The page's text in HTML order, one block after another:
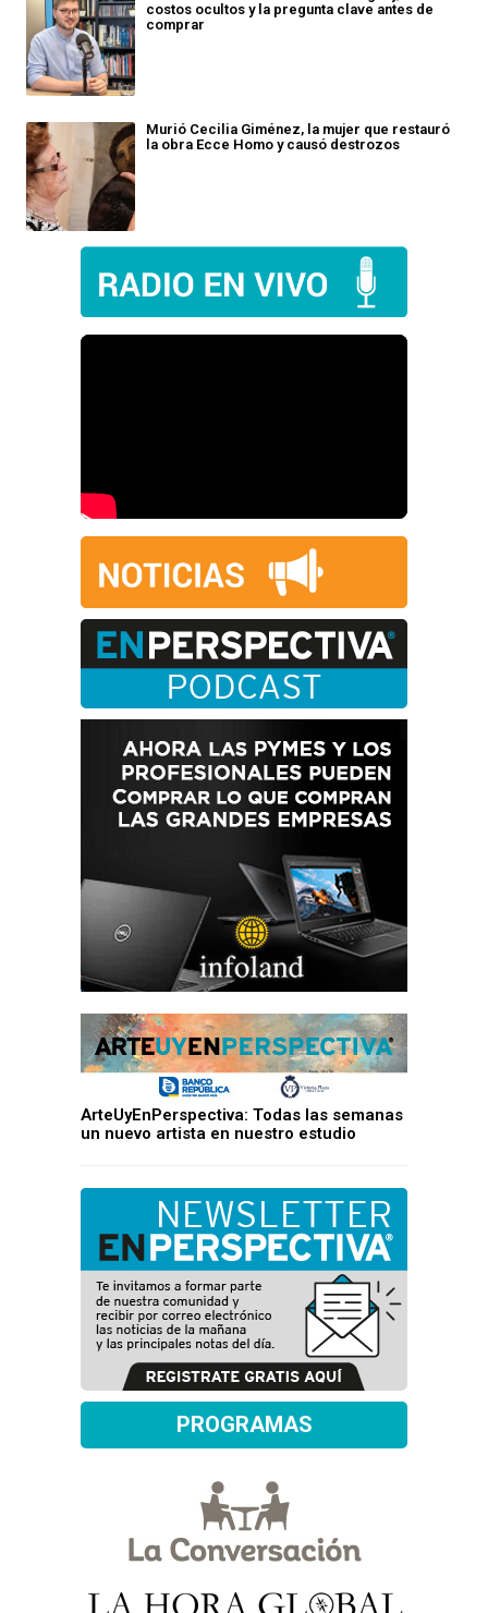
costos ocultos y la pregunta clave antes de
comprar
Murió Cecilia Giménez, la mujer que restauró
la obra Ecce Homo y causó destrozos
ArteUyEnPerspectiva: Todas las semanas
un nuevo artista en nuestro estudio
PROGRAMAS